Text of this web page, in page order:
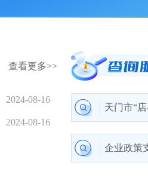
查看更多>>
2024-08-16
2024-08-16
天门市“
企业政策